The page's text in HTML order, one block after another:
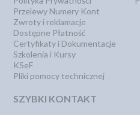
Przelewy Numery Kont
Zwroty i reklamacje
Dostępne Płatność
Certyfikaty i Dokumentacje
Szkolenia i Kursy
KSeF
Pliki pomocy technicznej
SZYBKI KONTAKT